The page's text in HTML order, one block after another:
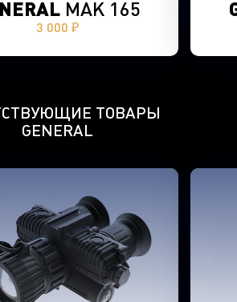
MAK 165
3 000 ₽
ТОВАРЫ
GENERAL